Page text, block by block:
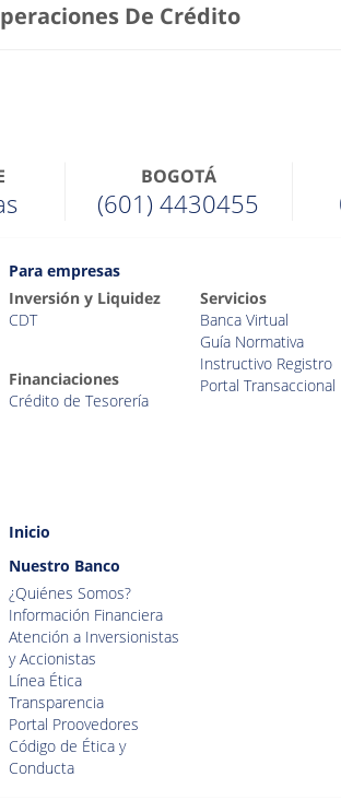
De Crédito
BOGOTÁ
(601) 4430455
Para empresas
Inversión y Liquidez
CDT
Financiaciones
Crédito de Tesorería
Servicios
Banca Virtual
Guía Normativa
Instructivo Registro
Portal Transaccional
Inicio
Nuestro Banco
¿Quiénes Somos?
Información Financiera
Atención a Inversionistas
y Accionistas
Línea Ética
Transparencia
Portal Proovedores
Código de Ética y
Conducta